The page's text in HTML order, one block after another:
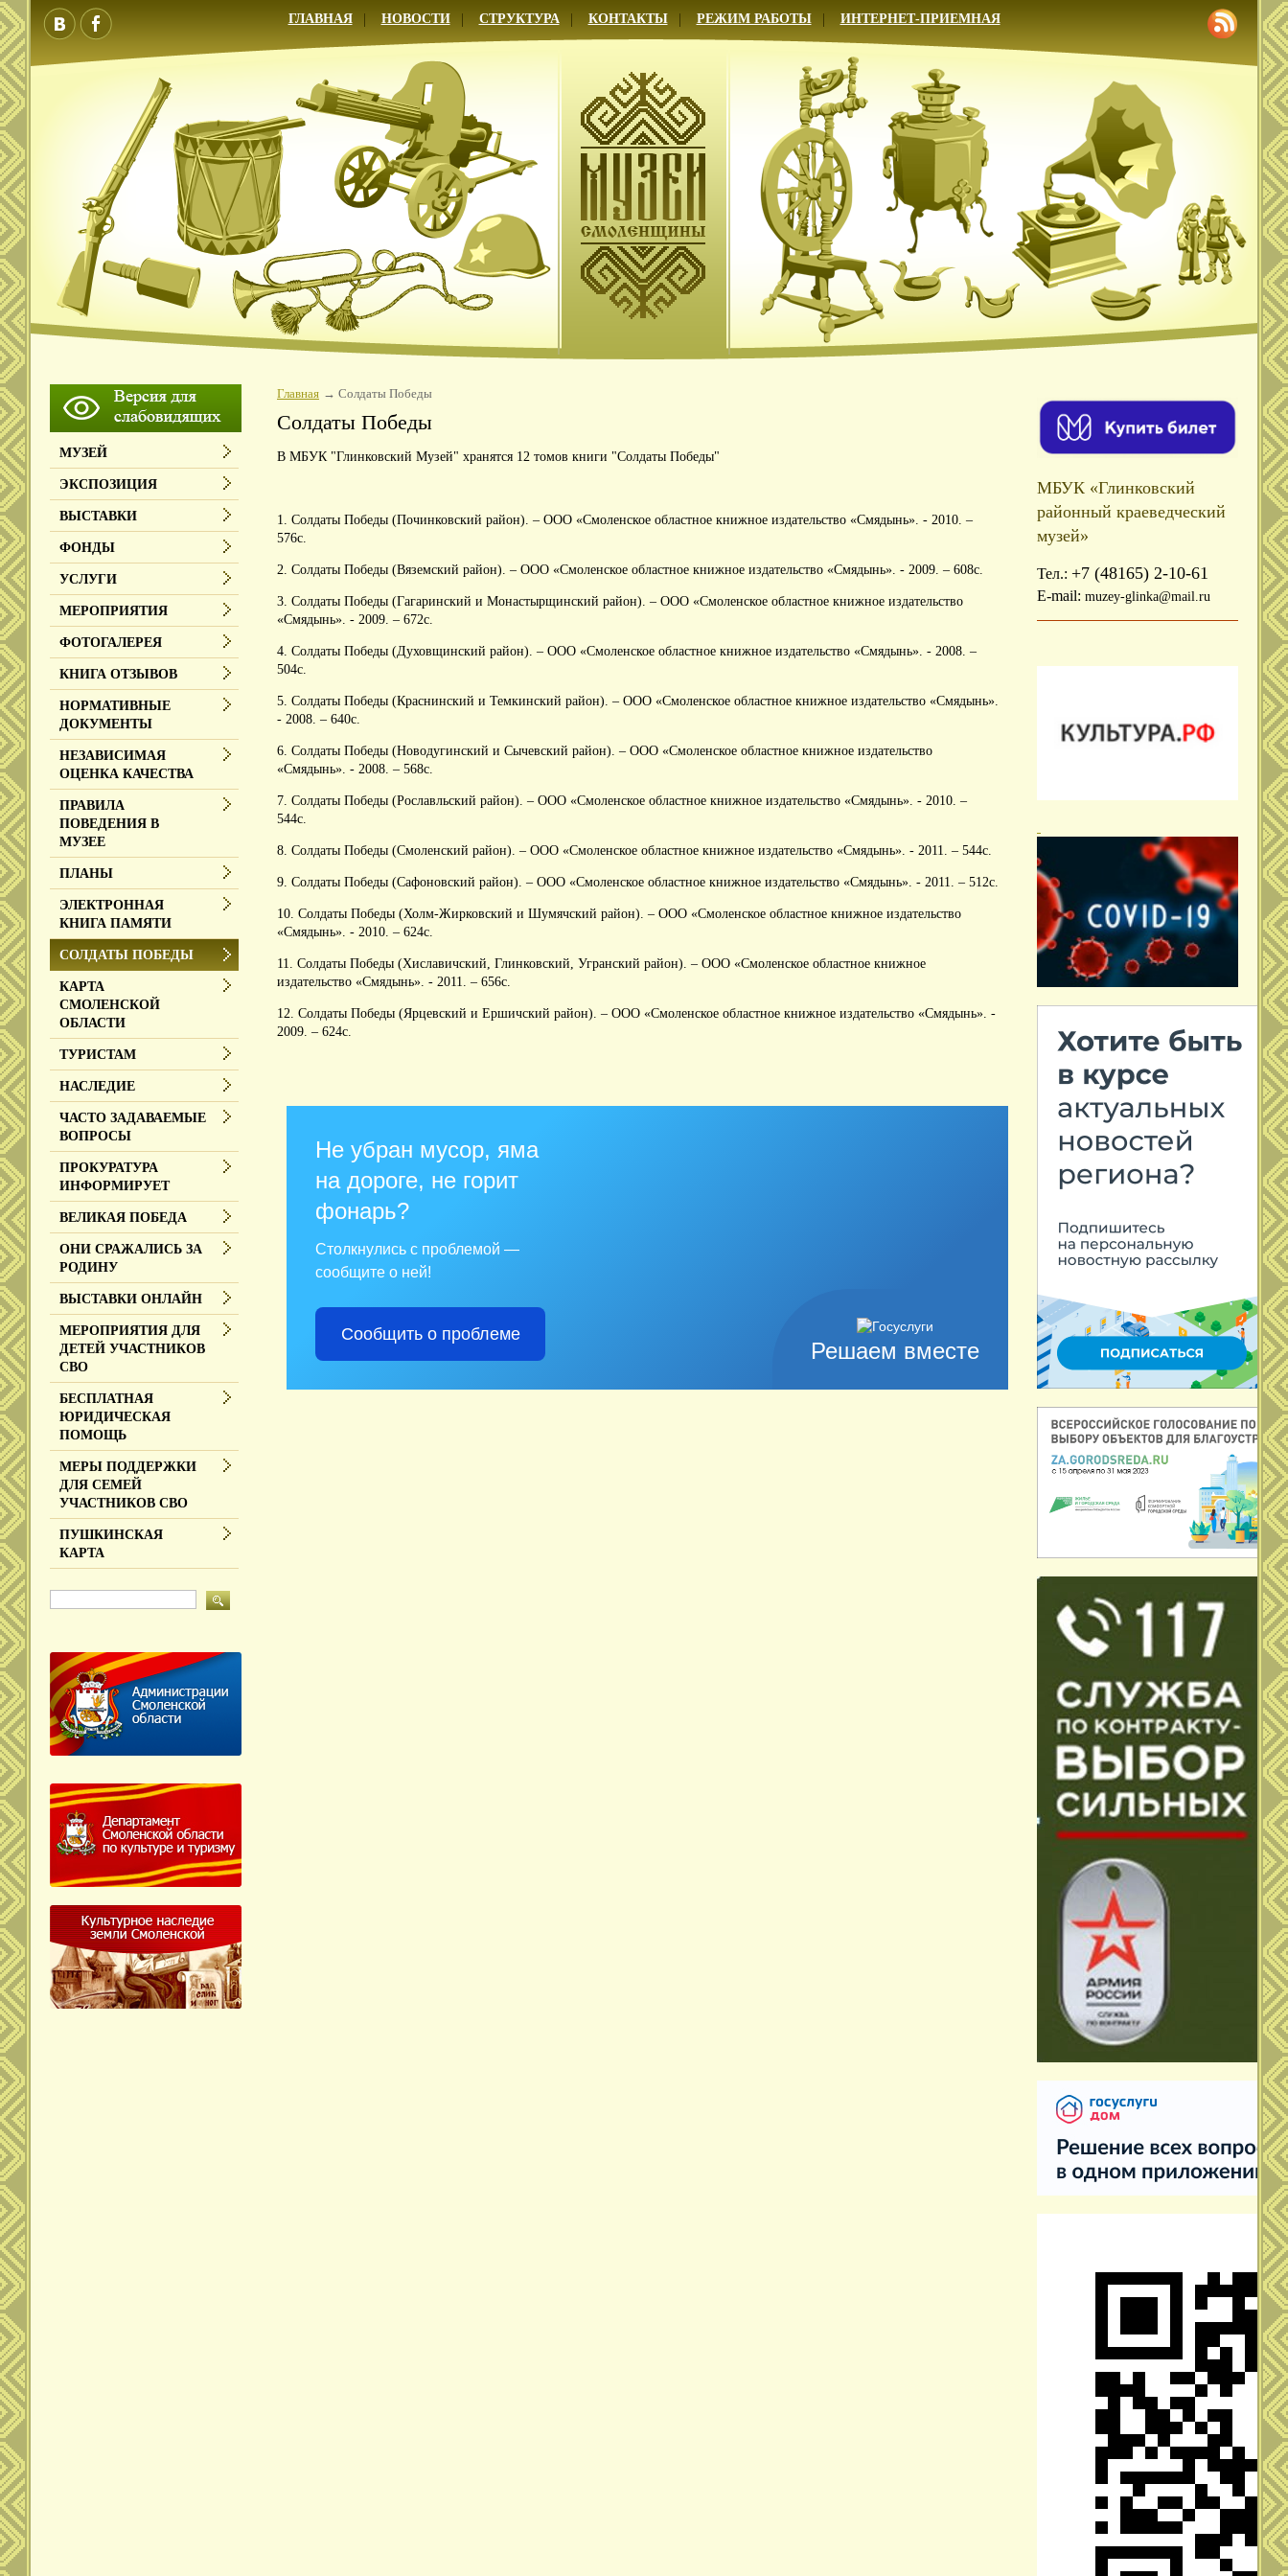
ГЛАВНАЯ НОВОСТИ СТРУКТУРА КОНТАКТЫ РЕЖИМ РАБОТЫ ИНТЕРНЕТ-ПРИЕМНАЯ
Главная Солдаты Победы
Солдаты Победы
В МБУК "Глинковский Музей" хранятся 12 томов книги "Солдаты Победы"
1. Солдаты Победы (Починковский район). – ООО «Смоленское областное книжное издательство «Смядынь». - 2010. –
576с.
2. Солдаты Победы (Вяземский район). – ООО «Смоленское областное книжное издательство «Смядынь». - 2009. – 608с.
3. Солдаты Победы (Гагаринский и Монастырщинский район). – ООО «Смоленское областное книжное издательство
«Смядынь». - 2009. – 672с.
4. Солдаты Победы (Духовщинский район). – ООО «Смоленское областное книжное издательство «Смядынь». - 2008. –
504с.
5. Солдаты Победы (Краснинский и Темкинский район). – ООО «Смоленское областное книжное издательство «Смядынь».
- 2008. – 640с.
6. Солдаты Победы (Новодугинский и Сычевский район). – ООО «Смоленское областное книжное издательство
«Смядынь». - 2008. – 568с.
7. Солдаты Победы (Рославльский район). – ООО «Смоленское областное книжное издательство «Смядынь». - 2010. –
544с.
8. Солдаты Победы (Смоленский район). – ООО «Смоленское областное книжное издательство «Смядынь». - 2011. – 544с.
9. Солдаты Победы (Сафоновский район). – ООО «Смоленское областное книжное издательство «Смядынь». - 2011. – 512с.
10. Солдаты Победы (Холм-Жирковский и Шумячский район). – ООО «Смоленское областное книжное издательство
«Смядынь». - 2010. – 624с.
11. Солдаты Победы (Хиславичский, Глинковский, Угранский район). – ООО «Смоленское областное книжное
издательство «Смядынь». - 2011. – 656с.
12. Солдаты Победы (Ярцевский и Ершичский район). – ООО «Смоленское областное книжное издательство «Смядынь». -
2009. – 624с.
Решаем вместе
Не убран мусор, яма
на дороге, не горит
фонарь?
Столкнулись с проблемой —
сообщите о ней!
Сообщить о проблеме
МУЗЕЙ
ЭКСПОЗИЦИЯ
ВЫСТАВКИ
ФОНДЫ
УСЛУГИ
МЕРОПРИЯТИЯ
ФОТОГАЛЕРЕЯ
КНИГА ОТЗЫВОВ
НОРМАТИВНЫЕ
ДОКУМЕНТЫ
НЕЗАВИСИМАЯ
ОЦЕНКА КАЧЕСТВА
ПРАВИЛА
ПОВЕДЕНИЯ В
МУЗЕЕ
ПЛАНЫ
ЭЛЕКТРОННАЯ
КНИГА ПАМЯТИ
СОЛДАТЫ ПОБЕДЫ
КАРТА
СМОЛЕНСКОЙ
ОБЛАСТИ
ТУРИСТАМ
НАСЛЕДИЕ
ЧАСТО ЗАДАВАЕМЫЕ
ВОПРОСЫ
ПРОКУРАТУРА
ИНФОРМИРУЕТ
ВЕЛИКАЯ ПОБЕДА
ОНИ СРАЖАЛИСЬ ЗА
РОДИНУ
ВЫСТАВКИ ОНЛАЙН
МЕРОПРИЯТИЯ ДЛЯ
ДЕТЕЙ УЧАСТНИКОВ
СВО
БЕСПЛАТНАЯ
ЮРИДИЧЕСКАЯ
ПОМОЩЬ
МЕРЫ ПОДДЕРЖКИ
ДЛЯ СЕМЕЙ
УЧАСТНИКОВ СВО
ПУШКИНСКАЯ
КАРТА
МБУК «Глинковский
районный краеведческий
музей»
Тел.: +7 (48165) 2-10-61
E-mail: muzey-glinka@mail.ru